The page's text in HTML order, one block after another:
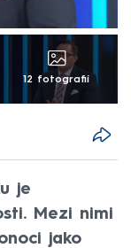
12 fotografií
je
Mezi nimi
jako